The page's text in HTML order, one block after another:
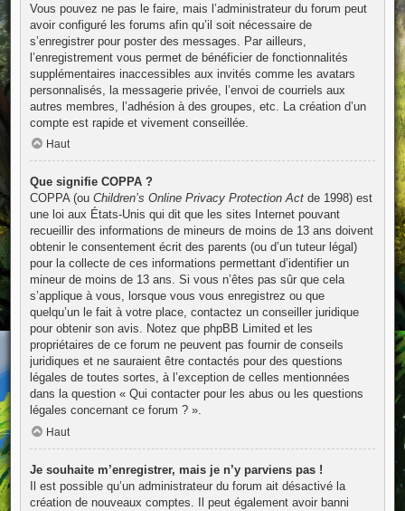
Vous pouvez ne pas le faire, mais l’administrateur du forum peut
avoir configuré les forums afin qu’il soit nécessaire de
s’enregistrer pour poster des messages. Par ailleurs,
l’enregistrement vous permet de bénéficier de fonctionnalités
supplémentaires inaccessibles aux invités comme les avatars
personnalisés, la messagerie privée, l’envoi de courriels aux
autres membres, l’adhésion à des groupes, etc. La création d’un
compte est rapide et vivement conseillée.
Haut
Que signifie COPPA ?
COPPA (ou Children’s Online Privacy Protection Actde 1998) est
une loi aux États-Unis qui dit que les sites Internet pouvant
recueillir des informations de mineurs de moins de 13 ans doivent
obtenir le consentement écrit des parents (ou d’un tuteur légal)
pour la collecte de ces informations permettant d’identifier un
mineur de moins de 13 ans. Si vous n’êtes pas sûr que cela
s’applique à vous, lorsque vous vous enregistrez ou que
quelqu’un le fait à votre place, contactez un conseiller juridique
pour obtenir son avis. Notez que phpBB Limited et les
propriétaires de ce forum ne peuvent pas fournir de conseils
juridiques et ne sauraient être contactés pour des questions
légales de toutes sortes, à l’exception de celles mentionnées
dans la question « Qui contacter pour les abus ou les questions
légales concernant ce forum ? ».
Haut
Je souhaite m’enregistrer, mais je n’y parviens pas !
Il est possible qu’un administrateur du forum ait désactivé la
création de nouveaux comptes. Il peut également avoir banni